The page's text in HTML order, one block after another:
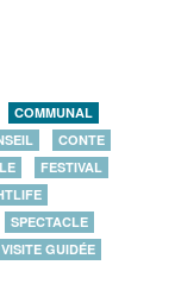
COMMUNAL
CONTE
FESTIVAL
SPECTACLE
VISITE GUIDÉE